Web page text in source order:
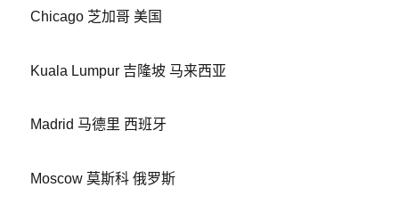
Chicago 芝加哥 美国
Kuala Lumpur 吉隆坡 马来西亚
Madrid 马德里 西班牙
Moscow 莫斯科 俄罗斯